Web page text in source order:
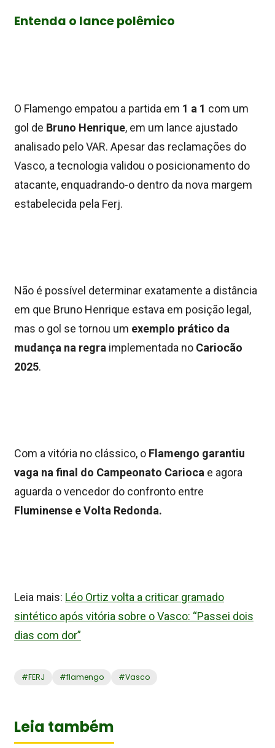
Entenda o lance polêmico
O Flamengo empatou a partida em 1 a 1 com um
gol de Bruno Henrique, em um lance ajustado
analisado pelo VAR. Apesar das reclamações do
Vasco, a tecnologia validou o posicionamento do
atacante, enquadrando-o dentro da nova margem
estabelecida pela Ferj.
Não é possível determinar exatamente a distância
em que Bruno Henrique estava em posição legal,
mas o gol se tornou um exemplo prático da
mudança na regra implementada no Cariocão
2025.
Com a vitória no clássico, o Flamengo garantiu
vaga na final do Campeonato Carioca e agora
aguarda o vencedor do confronto entre
Fluminense e Volta Redonda.
Leia mais: Léo Ortiz volta a criticar gramado
sintético após vitória sobre o Vasco: “Passei dois
dias com dor”
#FERJ #flamengo #Vasco
Leia também